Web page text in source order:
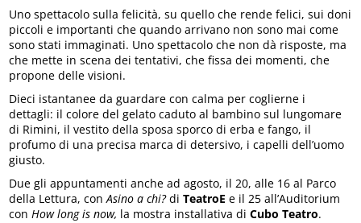
Uno spettacolo sulla felicità, su quello che rende felici, sui doni
piccoli e importanti che quando arrivano non sono mai come
sono stati immaginati. Uno spettacolo che non dà risposte, ma
che mette in scena dei tentativi, che fissa dei momenti, che
propone delle visioni.
Dieci istantanee da guardare con calma per coglierne i
dettagli: il colore del gelato caduto al bambino sul lungomare
di Rimini, il vestito della sposa sporco di erba e fango, il
profumo di una precisa marca di detersivo, i capelli dell’uomo
giusto.
Due gli appuntamenti anche ad agosto, il 20, alle 16 al Parco
della Lettura, con Asino a chi?diTeatroE e il 25 all’Auditorium
con How long is now, la mostra installativa di Cubo Teatro.